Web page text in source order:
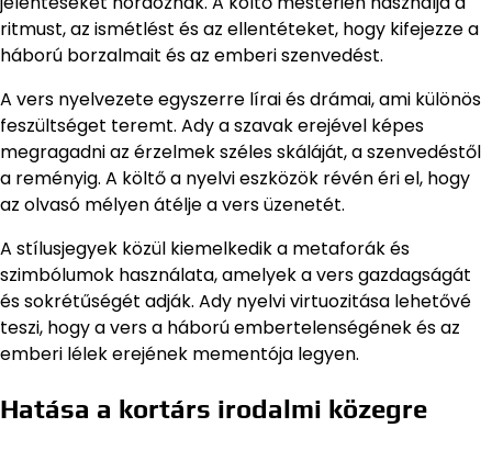
ritmust, az ismétlést és az ellentéteket, hogy kifejezze a
háború borzalmait és az emberi szenvedést.
A vers nyelvezete egyszerre lírai és drámai, ami különös
feszültséget teremt. Ady a szavak erejével képes
megragadni az érzelmek széles skáláját, a szenvedéstől
a reményig. A költő a nyelvi eszközök révén éri el, hogy
az olvasó mélyen átélje a vers üzenetét.
A stílusjegyek közül kiemelkedik a metaforák és
szimbólumok használata, amelyek a vers gazdagságát
és sokrétűségét adják. Ady nyelvi virtuozitása lehetővé
teszi, hogy a vers a háború embertelenségének és az
emberi lélek erejének mementója legyen.
Hatása a kortárs irodalmi közegre